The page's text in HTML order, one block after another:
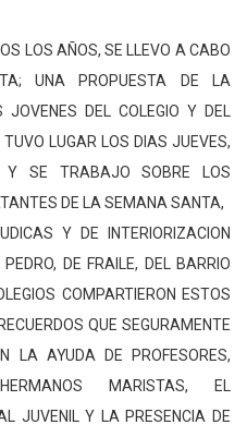
LOS AÑOS, SE LLEVO A CABO
UNA PROPUESTA DE LA
DEL COLEGIO Y DEL
LUGAR LOS DIAS JUEVES,
Y SE TRABAJO SOBRE LOS
DE LA SEMANA SANTA,
Y DE INTERIORIZACION
DE FRAILE, DEL BARRIO
COMPARTIERON ESTOS
QUE SEGURAMENTE
LA AYUDA DE PROFESORES,
MARISTAS, EL
JUVENIL Y LA PRESENCIA DE